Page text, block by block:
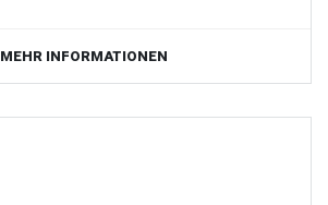
MEHR INFORMATIONEN